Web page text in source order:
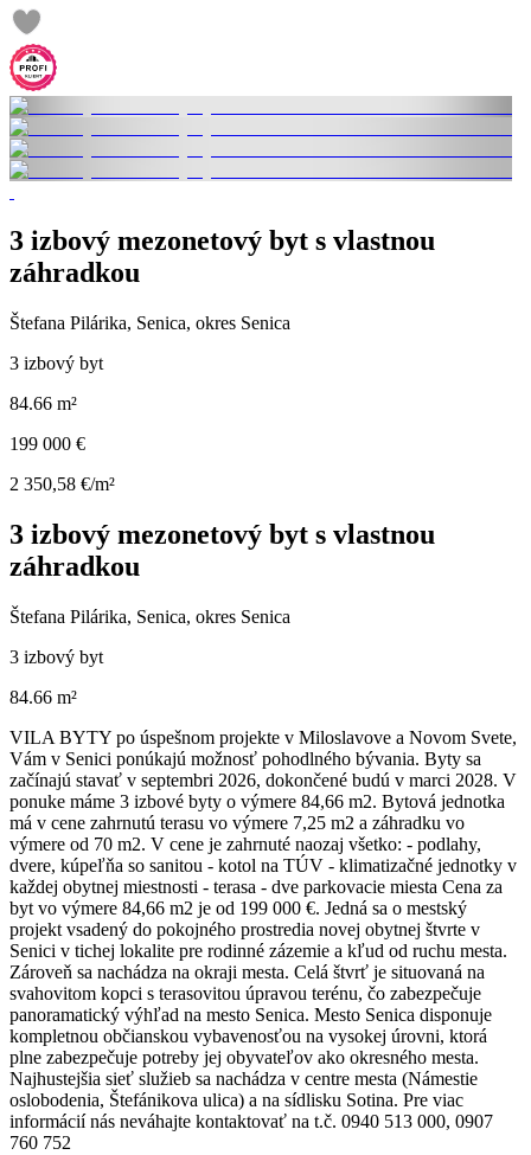
3 izbový mezonetový byt s vlastnou
záhradkou
Štefana Pilárika, Senica, okres Senica
3 izbový byt
84.66 m²
199 000 €
2 350,58 €/m²
3 izbový mezonetový byt s vlastnou
záhradkou
Štefana Pilárika, Senica, okres Senica
3 izbový byt
84.66 m²
VILA BYTY po úspešnom projekte v Miloslavove a Novom Svete,
Vám v Senici ponúkajú možnosť pohodlného bývania. Byty sa
začínajú stavať v septembri 2026, dokončené budú v marci 2028. V
ponuke máme 3 izbové byty o výmere 84,66 m2. Bytová jednotka
má v cene zahrnutú terasu vo výmere 7,25 m2 a záhradku vo
výmere od 70 m2. V cene je zahrnuté naozaj všetko: - podlahy,
dvere, kúpeľňa so sanitou - kotol na TÚV - klimatizačné jednotky v
každej obytnej miestnosti - terasa - dve parkovacie miesta Cena za
byt vo výmere 84,66 m2 je od 199 000 €. Jedná sa o mestský
projekt vsadený do pokojného prostredia novej obytnej štvrte v
Senici v tichej lokalite pre rodinné zázemie a kľud od ruchu mesta.
Zároveň sa nachádza na okraji mesta. Celá štvrť je situovaná na
svahovitom kopci s terasovitou úpravou terénu, čo zabezpečuje
panoramatický výhľad na mesto Senica. Mesto Senica disponuje
kompletnou občianskou vybavenosťou na vysokej úrovni, ktorá
plne zabezpečuje potreby jej obyvateľov ako okresného mesta.
Najhustejšia sieť služieb sa nachádza v centre mesta (Námestie
oslobodenia, Štefánikova ulica) a na sídlisku Sotina. Pre viac
informácií nás neváhajte kontaktovať na t.č. 0940 513 000, 0907
760 752